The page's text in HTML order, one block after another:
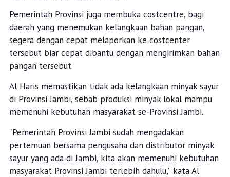
Pemerintah Provinsi juga membuka costcentre, bagi
daerah yang menemukan kelangkaan bahan pangan,
segera dengan cepat melaporkan ke costcenter
tersebut biar cepat dibantu dengan mengirimkan bahan
pangan tersebut.
Al Haris memastikan tidak ada kelangkaan minyak sayur
di Provinsi Jambi, sebab produksi minyak lokal mampu
memenuhi kebutuhan masyarakat se-Provinsi Jambi.
“Pemerintah Provinsi Jambi sudah mengadakan
pertemuan bersama pengusaha dan distributor minyak
sayur yang ada di Jambi, kita akan memenuhi kebutuhan
masyarakat Provinsi Jambi terlebih dahulu,” kata Al